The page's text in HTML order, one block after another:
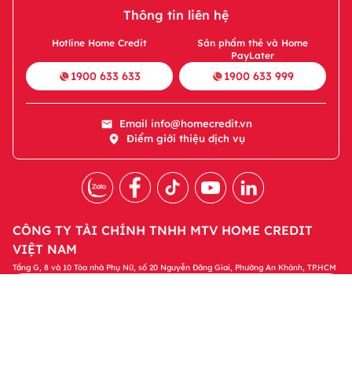
Thông tin liên hệ
Hotline Home Credit
1900 633 633
Sản phẩm thẻ và Home
PayLater
1900 633 999
Email info@homecredit.vn
Điểm giới thiệu dịch vụ
CÔNG TY TÀI CHÍNH TNHH MTV HOME CREDIT
VIỆT NAM
Tầng G, 8 và 10 Tòa nhà Phụ Nữ, số 20 Nguyễn Đăng Giai, Phường An Khánh, TP.HCM